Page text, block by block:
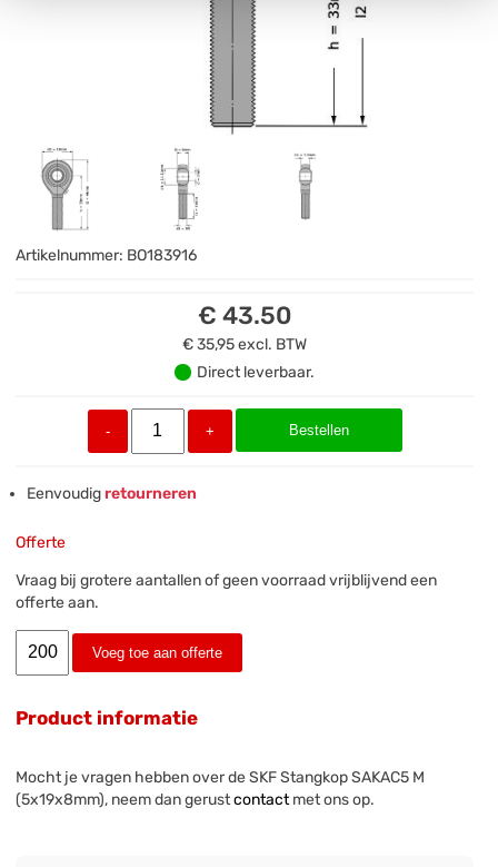
Artikelnummer: BO183916
€ 43.50
€ 35,95excl. BTW
Direct leverbaar.
- + Bestellen
Eenvoudigretourneren
Offerte
Vraag bij grotere aantallen of geen voorraad vrijblijvend een
offerte aan.
Voeg toe aan offerte
Product informatie
Mocht je vragen hebben over de SKF Stangkop SAKAC5 M
(5x19x8mm), neem dan gerustcontactmet ons op.